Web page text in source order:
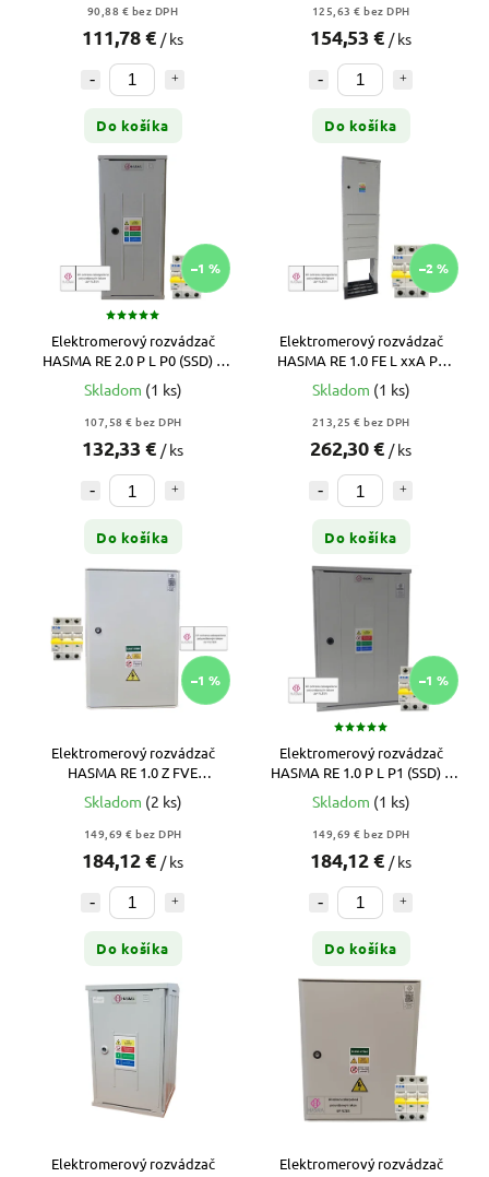
90,88 € bez DPH
111,78 € / ks
Do košíka
125,63 € bez DPH
154,53 € / ks
Do košíka
–1 %
Elektromerový rozvádzač
HASMA RE 2.0 P L P0 (SSD) –
Nástenný, 1T + Istič ZADARMO
Skladom (1 ks)
107,58 € bez DPH
132,33 € / ks
Do košíka
–2 %
Elektromerový rozvádzač
HASMA RE 1.0 FE L xxA P1
(SSD) – 3F Pilier, 2T + Istič
ZADARMO
Skladom (1 ks)
213,25 € bez DPH
262,30 € / ks
Do košíka
–1 %
Elektromerový rozvádzač
HASMA RE 1.0 Z FVE
(ZSD/VSD) – Zapustený, 2T +
Istič ZADARMO
Skladom (2 ks)
149,69 € bez DPH
184,12 € / ks
Do košíka
–1 %
Elektromerový rozvádzač
HASMA RE 1.0 P L P1 (SSD) –
3F, 2T, Nástenný + Istič
ZADARMO
Skladom (1 ks)
149,69 € bez DPH
184,12 € / ks
Do košíka
Elektromerový rozvádzač
Elektromerový rozvádzač